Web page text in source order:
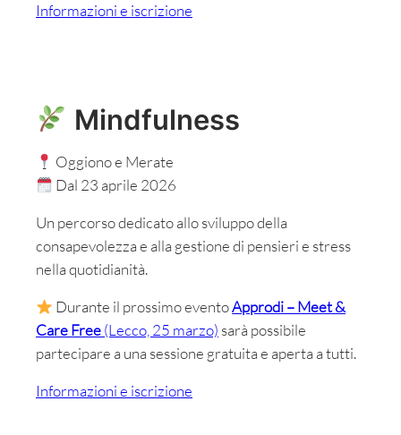
Informazioni e iscrizione
Mindfulness
Oggiono e Merate
Dal 23 aprile 2026
Un percorso dedicato allo sviluppo della
consapevolezza e alla gestione di pensieri e stress
nella quotidianità.
Durante il prossimo eventoApprodi – Meet &
Care Free(Lecco, 25 marzo) sarà possibile
partecipare a una sessione gratuita e aperta a tutti.
Informazioni e iscrizione